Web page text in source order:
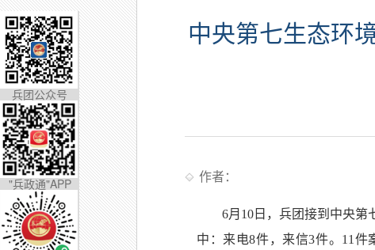
中央第七生态环
作者：
6月10日，兵团接到中央第
中：来电8件，来信3件。11
兵团公众号
"兵政通"APP